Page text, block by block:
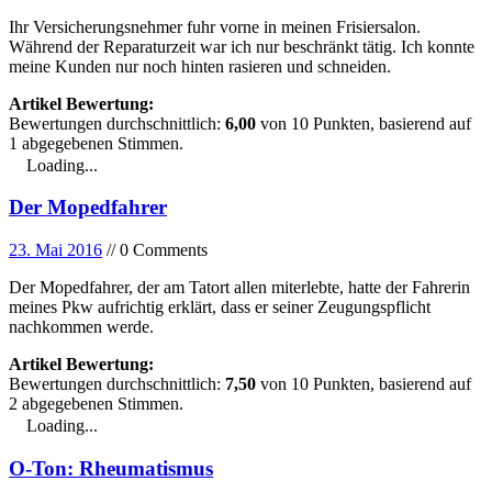
Ihr Versicherungsnehmer fuhr vorne in meinen Frisiersalon.
Während der Reparaturzeit war ich nur beschränkt tätig. Ich konnte
meine Kunden nur noch hinten rasieren und schneiden.
Artikel Bewertung:
Bewertungen durchschnittlich: 6,00 von 10 Punkten, basierend auf
1 abgegebenen Stimmen.
Loading...
Der Mopedfahrer
23. Mai 2016 // 0 Comments
Der Mopedfahrer, der am Tatort allen miterlebte, hatte der Fahrerin
meines Pkw aufrichtig erklärt, dass er seiner Zeugungspflicht
nachkommen werde.
Artikel Bewertung:
Bewertungen durchschnittlich: 7,50 von 10 Punkten, basierend auf
2 abgegebenen Stimmen.
Loading...
O-Ton: Rheumatismus